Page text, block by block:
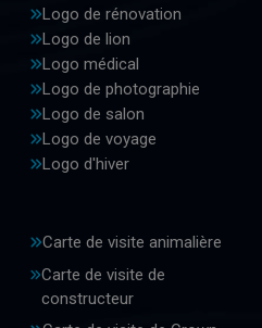
Logo de rénovation
Logo de lion
Logo médical
Logo de photographie
Logo de salon
Logo de voyage
Logo d'hiver
Carte de visite animalière
Carte de visite de
constructeur